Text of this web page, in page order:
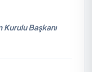
Başkanı